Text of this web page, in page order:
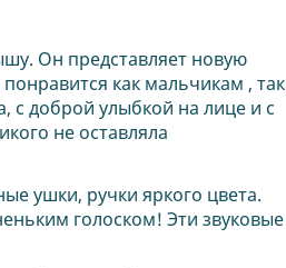
Он представляет новую
как мальчикам , так
с доброй улыбкой на лице и с
не оставляла
ушки, ручки яркого цвета.
голоском! Эти звуковые